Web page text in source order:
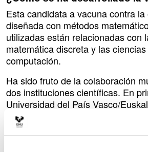
Esta candidata a vacuna contra
diseñada con métodos
utilizadas están relacionadas con
matemática discreta y las
computación.
Ha sido fruto de la colaboración
dos instituciones científicas. En
Universidad del País Vasco/
Unibertsitatea hizo el estudio
simulación computacional de la
aminoácidos que conforman el